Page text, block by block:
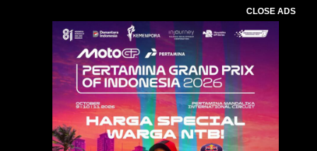
CLOSE ADS